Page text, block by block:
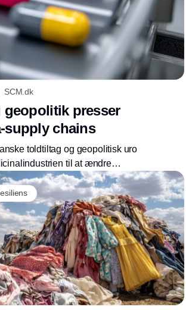
SCM.dk
geopolitik presser
supply chains
toldtiltag og geopolitisk uro
til at ændre
forsyningskæder. Omkostninger
stiger globalt.